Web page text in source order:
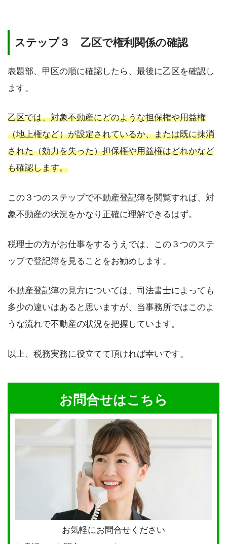
ステップ３ 乙区で権利関係の確認
表題部、甲区の順に確認したら、最後に乙区を確認し
ます。
乙区では、対象不動産にどのような担保権や用益権
（地上権など）が設定されているか、または既に抹消
された（効力を失った）担保権や用益権はどれかなど
も確認します。
この３つのステップで不動産登記簿を閲覧すれば、対
象不動産の状況をかなり正確に理解できるはず。
税理士の方がお仕事をするうえでは、この３つのステ
ップで登記簿を見ることをお勧めします。
不動産登記簿の見方については、司法書士によっても
多少の違いはあると思いますが、当事務所ではこのよ
うな流れで不動産の状況を把握しています。
以上、税務実務に役立てて頂ければ幸いです。
お問合せはこちら
お気軽にお問合せください